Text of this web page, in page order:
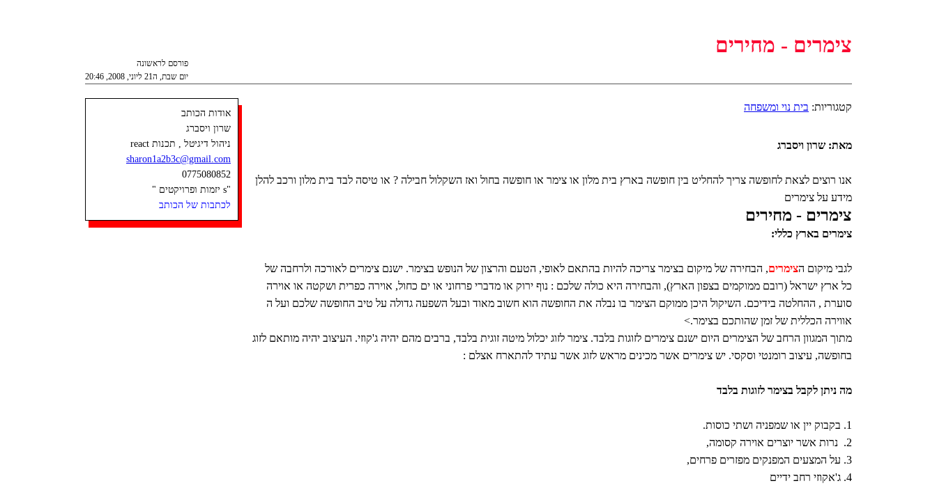
צימרים - מחירים
פורסם לראשונה
יום שבת, ה21 ליוני, 2008, 20:46
קטגוריות: בית נוי ומשפחה
מאת: שרון ויסברג
אנו רוצים לצאת לחופשה צריך להחליט בין חופשה בארץ בית מלון או צימר או חופשה בחול ואז השקלול חבילה ? או טיסה לבד בית מלון ורכב להלן
מידע על צימרים
צימרים - מחירים
צימרים בארץ כללי:
לגבי מיקום הצימרים, הבחירה של מיקום בצימר צריכה להיות בהתאם לאופי, הטעם והרצון של הנופש בצימר. ישנם צימרים לאורכה ולרחבה של
כל ארץ ישראל (רובם ממוקמים בצפון הארץ), והבחירה היא כולה שלכם : נוף ירוק או מדברי פרחוני או ים כחול, אוירה כפרית ושקטה או אוירה
סוערת , ההחלטה בידיכם. השיקול היכן ממוקם הצימר בו נבלה את החופשה הוא חשוב מאוד ובעל השפעה גדולה על טיב החופשה שלכם ועל ה
אווירה הכללית של זמן שהותכם בצימר.>
מתוך המגוון הרחב של הצימרים היום ישנם צימרים לזוגות בלבד. צימר לזוג יכלול מיטה זוגית בלבד, ברבים מהם יהיה ג'קוזי. העיצוב יהיה מותאם לזוג
בחופשה, עיצוב רומנטי וסקסי. יש צימרים אשר מכינים מראש לזוג אשר עתיד להתארח אצלם :
מה ניתן לקבל בצימר לזוגות בלבד
1. בקבוק יין או שמפניה ושתי כוסות.
2. נרות אשר יוצרים אוירה קסומה,
3. על המצעים המפנקים מפזרים פרחים,
4. ג'אקוזי רחב ידיים
אודות הכותב
שרון ויסברג
ניהול דיגיטל , תכנות react
sharon1a2b3c@gmail.com
0775080852
"s יזמות ופרויקטים "
לכתבות של הכותב